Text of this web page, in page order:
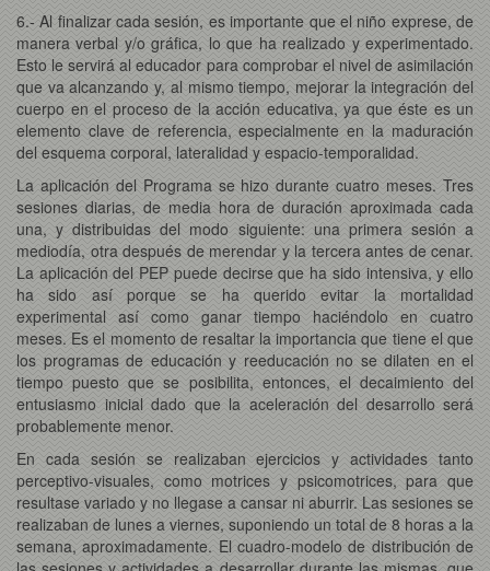
6.- Al finalizar cada sesión, es importante que el niño exprese, de
manera verbal y/o gráfica, lo que ha realizado y experimentado.
Esto le servirá al educador para comprobar el nivel de asimilación
que va alcanzando y, al mismo tiempo, mejorar la integración del
cuerpo en el proceso de la acción educativa, ya que éste es un
elemento clave de referencia, especialmente en la maduración
del esquema corporal, lateralidad y espacio-temporalidad.
La aplicación del Programa se hizo durante cuatro meses. Tres
sesiones diarias, de media hora de duración aproximada cada
una, y distribuidas del modo siguiente: una primera sesión a
mediodía, otra después de merendar y la tercera antes de cenar.
La aplicación del PEP puede decirse que ha sido intensiva, y ello
ha sido así porque se ha querido evitar la mortalidad
experimental así como ganar tiempo haciéndolo en cuatro
meses. Es el momento de resaltar la importancia que tiene el que
los programas de educación y reeducación no se dilaten en el
tiempo puesto que se posibilita, entonces, el decaimiento del
entusiasmo inicial dado que la aceleración del desarrollo será
probablemente menor.
En cada sesión se realizaban ejercicios y actividades tanto
perceptivo-visuales, como motrices y psicomotrices, para que
resultase variado y no llegase a cansar ni aburrir. Las sesiones se
realizaban de lunes a viernes, suponiendo un total de 8 horas a la
semana, aproximadamente. El cuadro-modelo de distribución de